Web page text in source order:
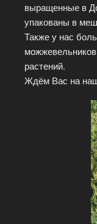
выращенные в
упакованы в
Также у нас
растений.
Ждём Вас на